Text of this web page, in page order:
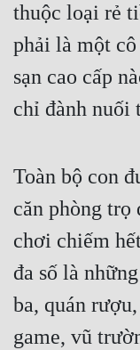
thuộc loại rẻ
phải là một
sạn cao cấp
chỉ đành nuối
Toàn bộ con
căn phòng trọ
chơi chiếm
đa số là
ba, quán
game, vũ